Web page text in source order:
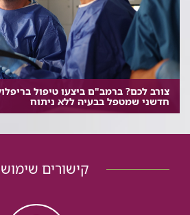
צורב לכם? ברמב"ם ביצעו טיפול
חדשני שמטפל בבעיה ללא ניתוח
קישורים